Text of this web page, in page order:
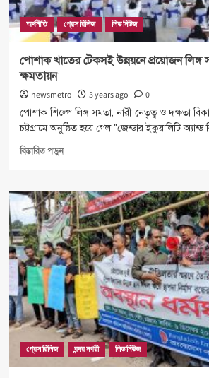
অর্থনীতি প্রেস রিলিজ লিড নিউজ
পোশাক খাতের টেকসই উন্নয়নে প্রয়োজন লিঙ্গ
ক্ষমতায়ন
newsmetro 3 years ago
0
পোশাক শিল্পে লিঙ্গ সমতা, নারী নেতৃত্ব ও দক্ষতা
চট্টগ্রামে অনুষ্ঠিত হয়ে গেল "জেন্ডার ইকুয়ালিটি অ্যান্ড
বিস্তারিত পড়ুনRead
পোশাক
খাতের
টেকসই
উন্নয়নে
প্রয়োজন
লিঙ্গ
সমতা
ও
নারীর
ক্ষমতায়ন
প্রেস রিলিজ বন্দর নগরী লিড নিউজ